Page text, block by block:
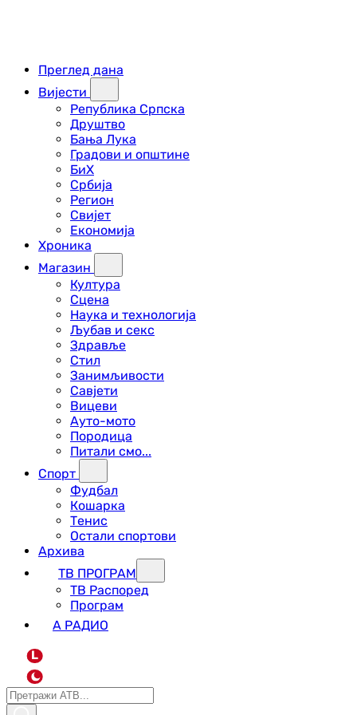
Преглед дана
Вијести
Република Српска
Друштво
Бања Лука
Градови и општине
БиХ
Србија
Регион
Свијет
Економија
Хроника
Магазин
Култура
Сцена
Наука и технологија
Љубав и секс
Здравље
Стил
Занимљивости
Савјети
Вицеви
Ауто-мото
Породица
Питали смо...
Спорт
Фудбал
Кошарка
Тенис
Остали спортови
Архива
ТВ ПРОГРАМ
ТВ Распоред
Програм
А РАДИО
L